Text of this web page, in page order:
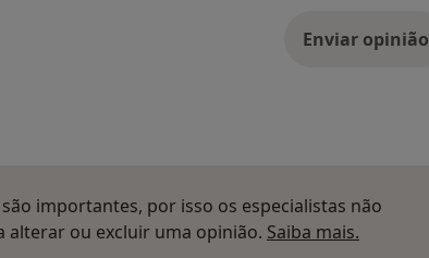
Enviar opinião
importantes, por isso os especialistas não
alterar ou excluir uma opinião. Saiba mais.